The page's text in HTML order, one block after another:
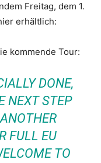
Freitag, dem 1.
erhältlich:
kommende Tour:
DONE,
NEXT STEP
FULL EU
TO